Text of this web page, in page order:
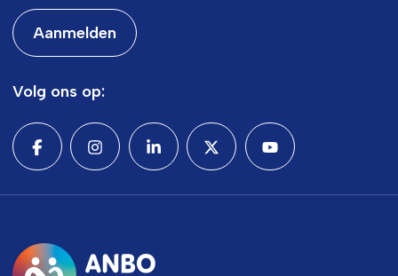
Aanmelden
Volg ons op: